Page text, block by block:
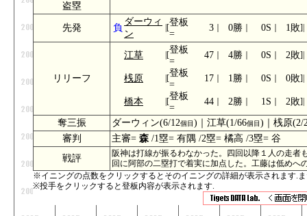
盗塁
先発 負
ダーウィ
ン
|[登板
=
3 0勝 0S 1敗]|
リリーフ
江草 |[登板
=
47 4勝 0S 2敗]|
桟原 |[登板
=
17 1勝 0S 0敗]|
橋本 |[登板
=
44 2勝 1S 2敗]|
奪三振 ダーウィン(6/12個目)｜江草(1/66個目)｜桟原(2/
審判
主審= 森 /1塁= 有隅 /2塁= 橘高 /3塁= 谷
戦評
阪神は打線が振るわなかった。四回以降１人の走
回に阿部の二塁打で着実に加点した。工藤は低め
※イニングの点数をクリックするとそのイニングの詳細が表示されます.
※投手をクリックすると登板内容が表示されます.